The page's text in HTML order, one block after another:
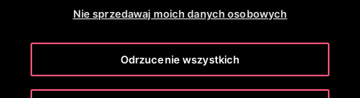
Dołącz do rodziny Otis, gdzie współpraca,
się na nowy poziom zarówno każdemu
pracownikowi, jak i całej firmie.
Nie sprzedawaj moich danych osobowych
Odrzucenie wszystkich